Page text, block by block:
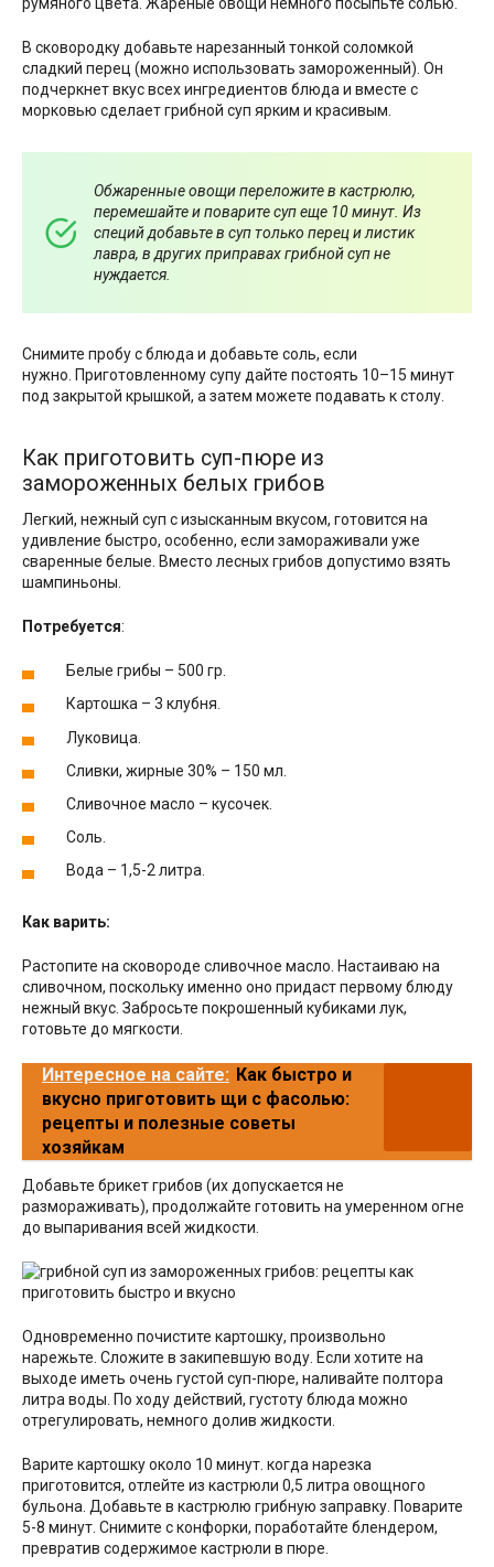
В сковородку добавьте нарезанный тонкой соломкой
сладкий перец (можно использовать замороженный). Он
подчеркнет вкус всех ингредиентов блюда и вместе с
морковью сделает грибной суп ярким и красивым.
Обжаренные овощи переложите в кастрюлю,
перемешайте и поварите суп еще 10 минут. Из
специй добавьте в суп только перец и листик
лавра, в других приправах грибной суп не
нуждается.
Снимите пробу с блюда и добавьте соль, если
нужно. Приготовленному супу дайте постоять 10–15 минут
под закрытой крышкой, а затем можете подавать к столу.
Как приготовить суп-пюре из
замороженных белых грибов
Легкий, нежный суп с изысканным вкусом, готовится на
удивление быстро, особенно, если замораживали уже
сваренные белые. Вместо лесных грибов допустимо взять
шампиньоны.
Потребуется:
Белые грибы – 500 гр.
Картошка – 3 клубня.
Луковица.
Сливки, жирные 30% – 150 мл.
Сливочное масло – кусочек.
Соль.
Вода – 1,5-2 литра.
Как варить:
Растопите на сковороде сливочное масло. Настаиваю на
сливочном, поскольку именно оно придаст первому блюду
нежный вкус. Забросьте покрошенный кубиками лук,
готовьте до мягкости.
Интересное на сайте: Как быстро и
вкусно приготовить щи с фасолью:
рецепты и полезные советы
хозяйкам
Добавьте брикет грибов (их допускается не
размораживать), продолжайте готовить на умеренном огне
до выпаривания всей жидкости.
Одновременно почистите картошку, произвольно
нарежьте. Сложите в закипевшую воду. Если хотите на
выходе иметь очень густой суп-пюре, наливайте полтора
литра воды. По ходу действий, густоту блюда можно
отрегулировать, немного долив жидкости.
Варите картошку около 10 минут. когда нарезка
приготовится, отлейте из кастрюли 0,5 литра овощного
бульона. Добавьте в кастрюлю грибную заправку. Поварите
5-8 минут. Снимите с конфорки, поработайте блендером,
превратив содержимое кастрюли в пюре.